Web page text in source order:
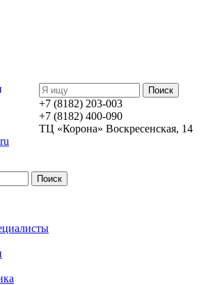
+7 (8182) 203-003
+7 (8182) 400-090
ТЦ «Корона» Воскресенская, 14